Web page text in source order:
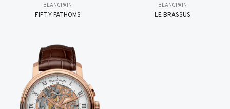
BLANCPAIN
FIFTY FATHOMS
BLANCPAIN
LE BRASSUS